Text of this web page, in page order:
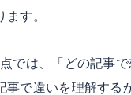
ます。
では、「どの記事で
事で違いを理解する